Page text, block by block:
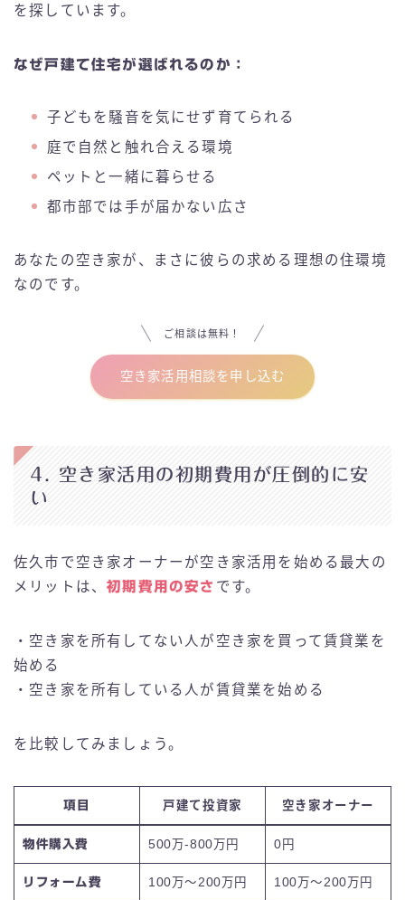
を探しています。
なぜ戸建て住宅が選ばれるのか：
子どもを騒音を気にせず育てられる
庭で自然と触れ合える環境
ペットと一緒に暮らせる
都市部では手が届かない広さ
あなたの空き家が、まさに彼らの求める理想の住環境
なのです。
ご相談は無料！
空き家活用相談を申し込む
4. 空き家活用の初期費用が圧倒的に安
い
佐久市で空き家オーナーが空き家活用を始める最大の
メリットは、初期費用の安さ です。
・空き家を所有してない人が空き家を買って賃貸業を
始める
・空き家を所有している人が賃貸業を始める
を比較してみましょう。
項目 戸建て投資家 空き家オーナー
物件購入費 500万-800万円 0円
リフォーム費 100万〜200万円 100万〜200万円